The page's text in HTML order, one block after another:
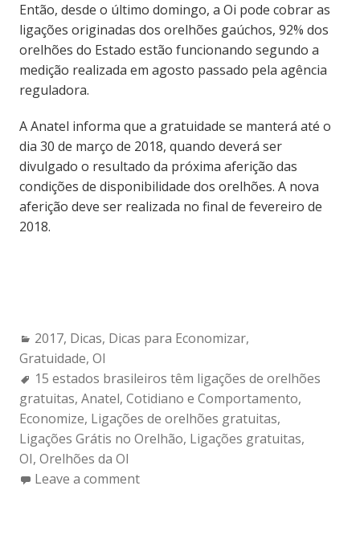
Então, desde o último domingo, a Oi pode cobrar as
ligações originadas dos orelhões gaúchos, 92% dos
orelhões do Estado estão funcionando segundo a
medição realizada em agosto passado pela agência
reguladora.
A Anatel informa que a gratuidade se manterá até o
dia 30 de março de 2018, quando deverá ser
divulgado o resultado da próxima aferição das
condições de disponibilidade dos orelhões. A nova
aferição deve ser realizada no final de fevereiro de
2018.
Categories:
2017, Dicas, Dicas para Economizar,
Gratuidade, OI
Tags:
15 estados brasileiros têm ligações de orelhões
gratuitas, Anatel, Cotidiano e Comportamento,
Economize, Ligações de orelhões gratuitas,
Ligações Grátis no Orelhão, Ligações gratuitas,
OI, Orelhões da OI
Leave a comment